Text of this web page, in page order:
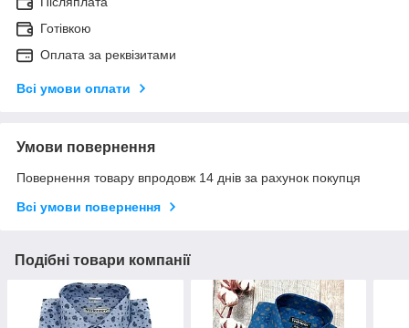
Готівкою
Оплата за реквізитами
Всі умови оплати
Умови повернення
Повернення товару впродовж 14 днів за рахунок покупця
Всі умови повернення
Подібні товари компанії